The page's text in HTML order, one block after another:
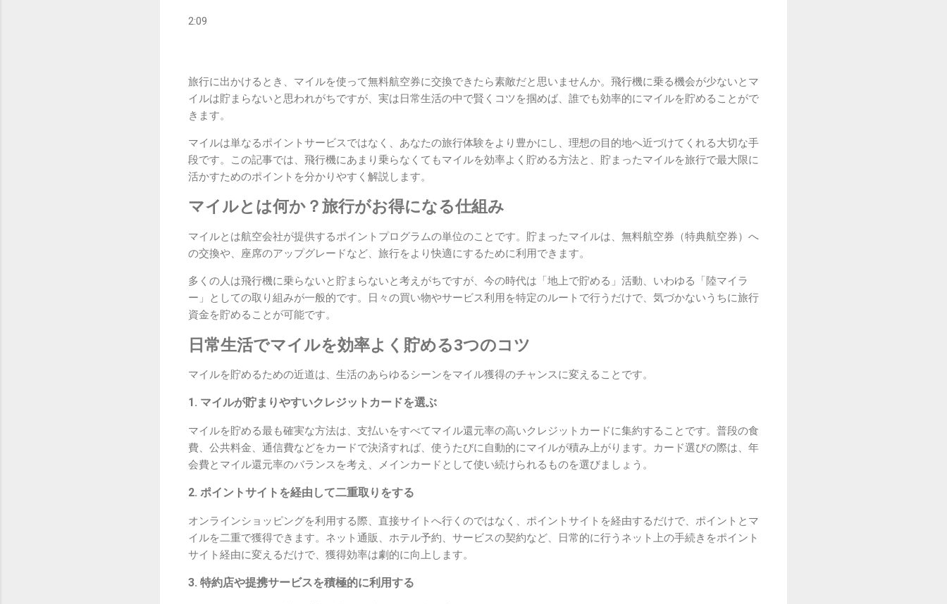
2:09
旅行に出かけるとき、マイルを使って無料航空券に交換できたら素敵だと思いませんか。飛行機に乗る機会が少ないとマ
イルは貯まらないと思われがちですが、実は日常生活の中で賢くコツを掴めば、誰でも効率的にマイルを貯めることがで
きます。
マイルは単なるポイントサービスではなく、あなたの旅行体験をより豊かにし、理想の目的地へ近づけてくれる大切な手
段です。この記事では、飛行機にあまり乗らなくてもマイルを効率よく貯める方法と、貯まったマイルを旅行で最大限に
活かすためのポイントを分かりやすく解説します。
マイルとは何か？旅行がお得になる仕組み
マイルとは航空会社が提供するポイントプログラムの単位のことです。貯まったマイルは、無料航空券（特典航空券）へ
の交換や、座席のアップグレードなど、旅行をより快適にするために利用できます。
多くの人は飛行機に乗らないと貯まらないと考えがちですが、今の時代は「地上で貯める」活動、いわゆる「陸マイラ
ー」としての取り組みが一般的です。日々の買い物やサービス利用を特定のルートで行うだけで、気づかないうちに旅行
資金を貯めることが可能です。
日常生活でマイルを効率よく貯める3つのコツ
マイルを貯めるための近道は、生活のあらゆるシーンをマイル獲得のチャンスに変えることです。
1. マイルが貯まりやすいクレジットカードを選ぶ
マイルを貯める最も確実な方法は、支払いをすべてマイル還元率の高いクレジットカードに集約することです。普段の食
費、公共料金、通信費などをカードで決済すれば、使うたびに自動的にマイルが積み上がります。カード選びの際は、年
会費とマイル還元率のバランスを考え、メインカードとして使い続けられるものを選びましょう。
2. ポイントサイトを経由して二重取りをする
オンラインショッピングを利用する際、直接サイトへ行くのではなく、ポイントサイトを経由するだけで、ポイントとマ
イルを二重で獲得できます。ネット通販、ホテル予約、サービスの契約など、日常的に行うネット上の手続きをポイント
サイト経由に変えるだけで、獲得効率は劇的に向上します。
3. 特約店や提携サービスを積極的に利用する